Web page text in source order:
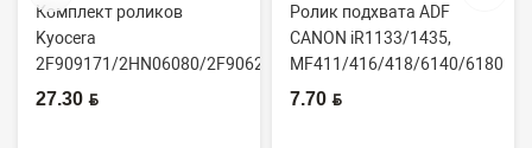
5960
Комплект роликов
Kyocera
2F909171/2HN06080/2F906230
(CET7806)
27.30 BYN
Ролик подхвата ADF
CANON iR1133/1435,
MF411/416/418/6140/6180
(CET), DGP0606, FC7-618...
7.70 BYN